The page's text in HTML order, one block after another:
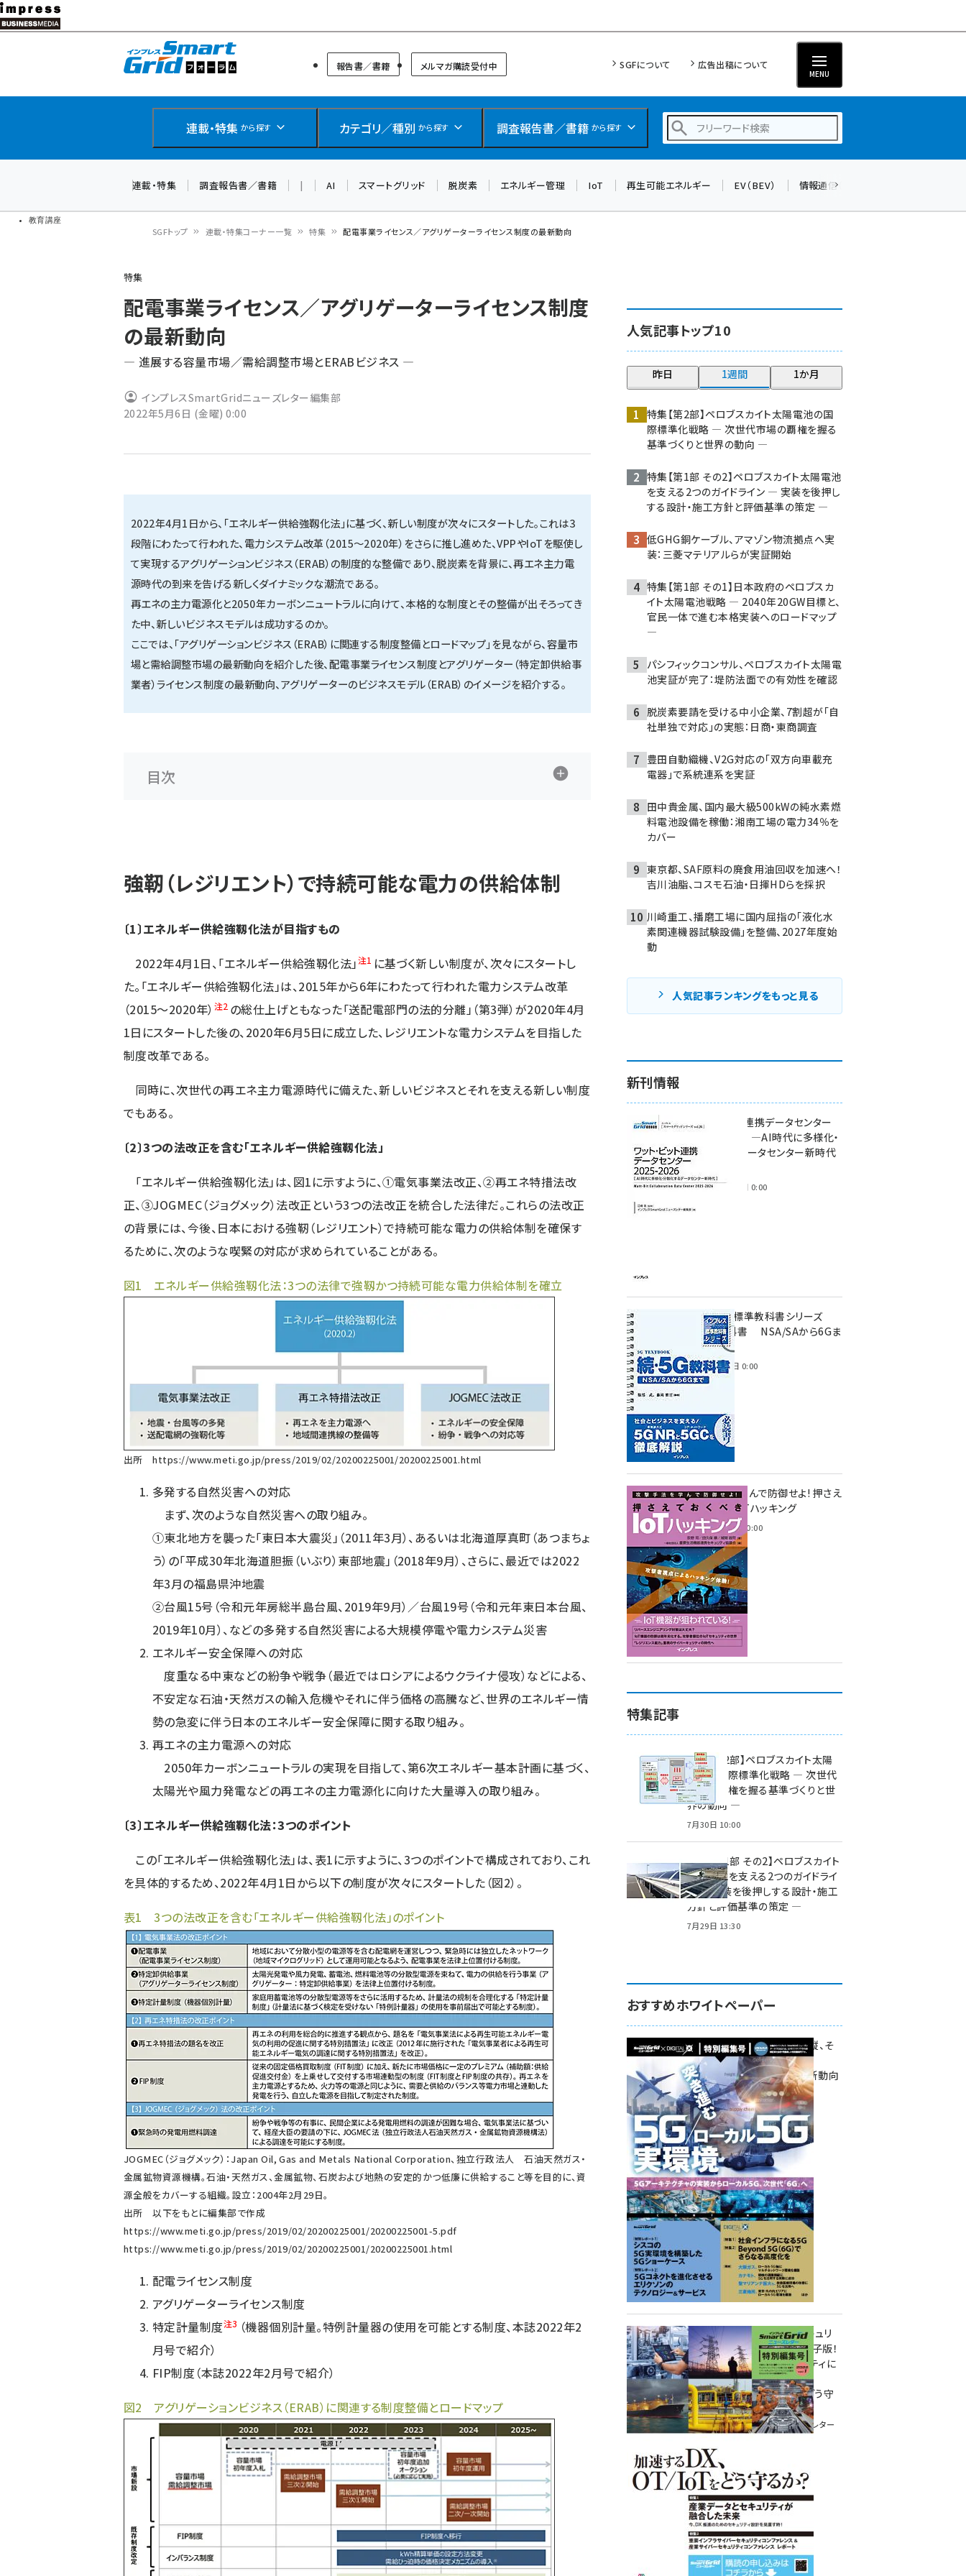
メ
イ
教育講座
スマートグリッドフォーラム
報告書／書籍 メルマガ購読受付中 SGFについて 広告出稿について
MENU
連載・特集 から探す カテゴリ／種別 から探す 調査報告書／書籍 から探す
ngn (279)
大串 (222)
aitras (185)
タンデム (149)
連載・特集 調査報告書／書籍 | AI スマートグリッド 脱炭素 エネルギー管理 IoT 再生可能エネルギー EV（BEV） 情報通信（ICT）
ン
く
ず
SGFトップ 連載・特集コーナー一覧 特集 配電事業ライセンス／アグリゲーターライセンス制度の最新動向
特集
配電事業ライセンス／アグリゲーターライセンス制度
の最新動向
― 進展する容量市場／需給調整市場とERABビジネス ―
インプレスSmartGridニューズレター編集部
2022年5月6日 (金曜) 0:00
2022年4月1日から、「エネルギー供給強靱化法」に基づく、新しい制度が次々にスタートした。これは3
段階にわたって行われた、電力システム改革（2015～2020年）をさらに推し進めた、VPPやIoTを駆使し
て実現するアグリゲーションビジネス（ERAB）の制度的な整備であり、脱炭素を背景に、再エネ主力電
源時代の到来を告げる新しくダイナミックな潮流である。
再エネの主力電源化と2050年カーボンニュートラルに向けて、本格的な制度とその整備が出そろってき
た中、新しいビジネスモデルは成功するのか。
ここでは、「アグリゲーションビジネス（ERAB）に関連する制度整備とロードマップ」を見ながら、容量市
場と需給調整市場の最新動向を紹介した後、配電事業ライセンス制度とアグリゲーター（特定卸供給事
業者）ライセンス制度の最新動向、アグリゲーターのビジネスモデル（ERAB）のイメージを紹介する。
目次
強靭（レジリエント）で持続可能な電力の供給体制
〔1〕エネルギー供給強靱化法が目指すもの
2022年4月1日、「エネルギー供給強靱化法」注1 に基づく新しい制度が、次々にスタートし
た。「エネルギー供給強靱化法」は、2015年から6年にわたって行われた電力システム改革
（2015～2020年） 注2 の総仕上げともなった「送配電部門の法的分離」（第3弾）が2020年4月
1日にスタートした後の、2020年6月5日に成立した、レジリエントな電力システムを目指した
制度改革である。
同時に、次世代の再エネ主力電源時代に備えた、新しいビジネスとそれを支える新しい制度
でもある。
〔2〕3つの法改正を含む「エネルギー供給強靱化法」
「エネルギー供給強靱化法」は、図1に示すように、①電気事業法改正、②再エネ特措法改
正、③JOGMEC（ジョグメック）法改正という3つの法改正を統合した法律だ。これらの法改正
の背景には、今後、日本における強靭（レジリエント）で持続可能な電力の供給体制を確保す
るために、次のような喫緊の対応が求められていることがある。
図1 エネルギー供給強靱化法：3つの法律で強靱かつ持続可能な電力供給体制を確立
出所https://www.meti.go.jp/press/2019/02/20200225001/20200225001.html
多発する自然災害への対応
まず、次のような自然災害への取り組み。
①東北地方を襲った「東日本大震災」（2011年3月）、あるいは北海道厚真町（あつまちょ
う）の「平成30年北海道胆振（いぶり）東部地震」（2018年9月）、さらに、最近では2022
年3月の福島県沖地震
②台風15号（令和元年房総半島台風、2019年9月）／台風19号（令和元年東日本台風、
2019年10月）、などの多発する自然災害による大規模停電や電力システム災害
エネルギー安全保障への対応
度重なる中東などの紛争や戦争（最近ではロシアによるウクライナ侵攻）などによる、
不安定な石油・天然ガスの輸入危機やそれに伴う価格の高騰など、世界のエネルギー情
勢の急変に伴う日本のエネルギー安全保障に関する取り組み。
再エネの主力電源への対応
2050年カーボンニュートラルの実現を目指して、第6次エネルギー基本計画に基づく、
太陽光や風力発電などの再エネの主力電源化に向けた大量導入の取り組み。
〔3〕エネルギー供給強靱化法：3つのポイント
この「エネルギー供給強靱化法」は、表1に示すように、3つのポイントで構成されており、これ
を具体的するため、2022年4月1日から以下の制度が次々にスタートした（図2）。
表1 3つの法改正を含む「エネルギー供給強靱化法」のポイント
JOGMEC（ジョグメック）：Japan Oil, Gas and Metals National Corporation、独立行政法人 石油天然ガス・
金属鉱物資源機構。石油・天然ガス、金属鉱物、石炭および地熱の安定的かつ低廉に供給すること等を目的に、資
源全般をカバーする組織。設立：2004年2月29日。
出所 以下をもとに編集部で作成
https://www.meti.go.jp/press/2019/02/20200225001/20200225001-5.pdf
https://www.meti.go.jp/press/2019/02/20200225001/20200225001.html
配電ライセンス制度
アグリゲーターライセンス制度
特定計量制度注3 （機器個別計量。特例計量器の使用を可能とする制度、本誌2022年2
月号で紹介）
FIP制度（本誌2022年2月号で紹介）
図2 アグリゲーションビジネス（ERAB）に関連する制度整備とロードマップ
人気記事トップ10
昨日 1週間 1か月
特集【第2部】ペロブスカイト太陽電池の国
際標準化戦略 ― 次世代市場の覇権を握る
基準づくりと世界の動向 ―
特集【第1部 その2】ペロブスカイト太陽電池
を支える2つのガイドライン ― 実装を後押し
する設計・施工方針と評価基準の策定 ―
低GHG銅ケーブル、アマゾン物流拠点へ実
装：三菱マテリアルらが実証開始
特集【第1部 その1】日本政府のペロブスカ
イト太陽電池戦略 ― 2040年20GW目標と、
官民一体で進む本格実装へのロードマップ
―
パシフィックコンサル、ペロブスカイト太陽電
池実証が完了：堤防法面での有効性を確認
脱炭素要請を受ける中小企業、7割超が「自
社単独で対応」の実態：日商・東商調査
豊田自動織機、V2G対応の「双方向車載充
電器」で系統連系を実証
田中貴金属、国内最大級500kWの純水素燃
料電池設備を稼働：湘南工場の電力34％を
カバー
東京都、SAF原料の廃食用油回収を加速へ！
吉川油脂、コスモ石油・日揮HDらを採択
川崎重工、播磨工場に国内屈指の「液化水
素関連機器試験設備」を整備、2027年度始
動
人気記事ランキングをもっと見る
新刊情報
ワット・ビット連携データセンター
2025-2026 ―AI時代に多様化・
分散化するデータセンター新時代
2025年11月28日 0:00
インプレス標準教科書シリーズ
続・5G教科書 NSA/SAから6Gま
2023年4月3日 0:00
攻撃手法を学んで防御せよ! 押さえ
ておくべきIoTハッキング
2022年6月14日 0:00
特集記事
特集【第2部】ペロブスカイト太陽
電池の国際標準化戦略 ― 次世代
市場の覇権を握る基準づくりと世
界の動向 ―
7月30日 10:00
特集【第1部 その2】ペロブスカイト
太陽電池を支える2つのガイドライ
ン ― 実装を後押しする設計・施工
方針と評価基準の策定 ―
7月29日 13:30
おすすめホワイトペーパー
環境対策、建機の遠隔操縦、そ
して医療。
次世代通信規格「5G」最新動向
をこの1冊で学ぶ
SmartGrid ニューズレター ×
DIGITAL X 特別編集号 2022
Summer
重要インフラサイバーセキュリ
ティコンファレンス特別電子版！
― 産業サイバーセキュリティに
関わる全ての方へ！ ―
加速するDX、OT/IoTをどう守
るか？
インプレス SmartGridニューズレター